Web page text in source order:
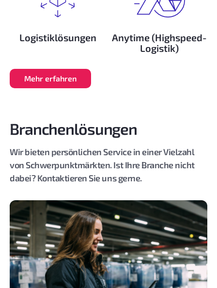
Logistiklösungen
Anytime (Highspeed-
Logistik)
Mehr erfahren
Branchenlösungen
Wir bieten persönlichen Service in einer Vielzahl
von Schwerpunktmärkten. Ist Ihre Branche nicht
dabei? Kontaktieren Sie uns gerne.